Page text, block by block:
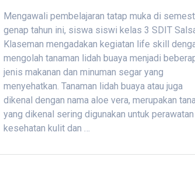
Mengawali pembelajaran tatap muka di
genap tahun ini, siswa siswi kelas 3 SDIT
Klaseman mengadakan kegiatan life skill
mengolah tanaman lidah buaya menjadi
jenis makanan dan minuman segar yang
menyehatkan. Tanaman lidah buaya atau juga
dikenal dengan nama aloe vera, merupakan
yang dikenal sering digunakan untuk perawatan
kesehatan kulit dan …